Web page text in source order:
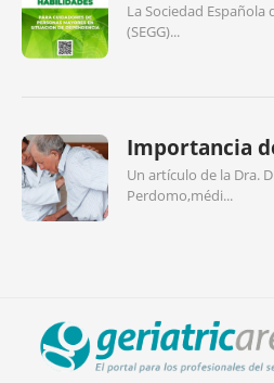
La Sociedad
(SEGG)...
Importancia
Un artículo de la Dra.
Perdomo,médi...